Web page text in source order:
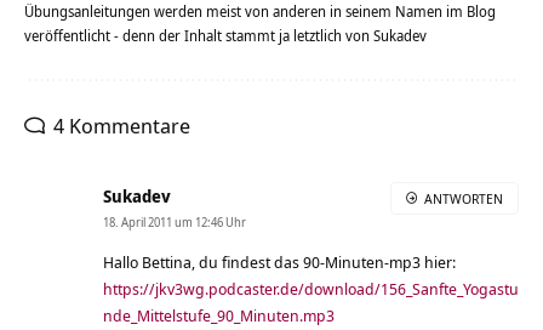
Übungsanleitungen werden meist von anderen in seinem Namen im Blog
veröffentlicht - denn der Inhalt stammt ja letztlich von Sukadev
4 Kommentare
Sukadev
18. April 2011 um 12:46 Uhr
Hallo Bettina, du findest das 90-Minuten-mp3 hier:
https://jkv3wg.podcaster.de/download/156_Sanfte_Yogastu
nde_Mittelstufe_90_Minuten.mp3
ANTWORTEN